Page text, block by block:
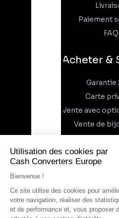
Paiement
FAQ
Acheter &
Garantie
Carte
Vente avec
Vente de
À
Trouvez un